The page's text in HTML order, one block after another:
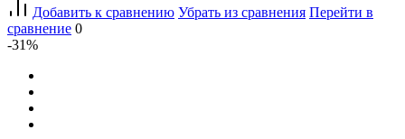
Добавить к сравнению Убрать из сравнения Перейти в
сравнение 0
-31%